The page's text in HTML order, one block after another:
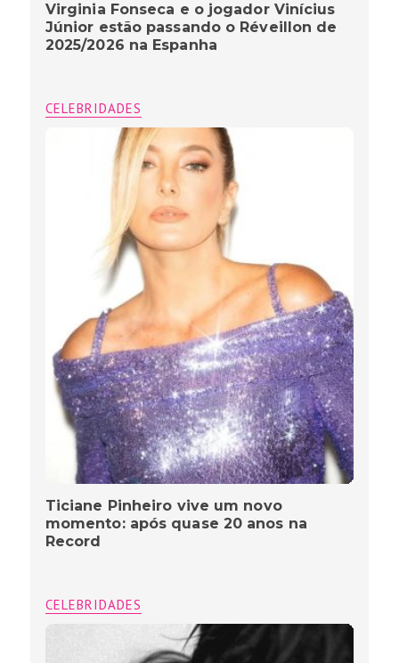
Virginia Fonseca e o jogador Vinícius
Júnior estão passando o Réveillon de
2025/2026 na Espanha
CELEBRIDADES
Ticiane Pinheiro vive um novo
momento: após quase 20 anos na
Record
CELEBRIDADES